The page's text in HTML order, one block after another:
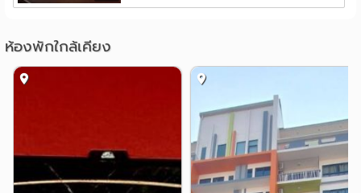
ห้องพักใกล้เคียง